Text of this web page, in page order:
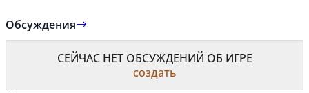
Обсуждения
СЕЙЧАС НЕТ ОБСУЖДЕНИЙ ОБ ИГРЕ
создать